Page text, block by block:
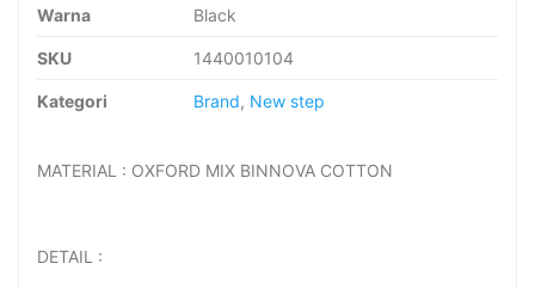
Warna Black
SKU 1440010104
Kategori Brand, New step
MATERIAL : OXFORD MIX BINNOVA COTTON
DETAIL :